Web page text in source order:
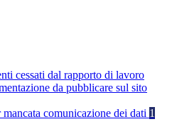
cessati dal rapporto di lavoro
da pubblicare sul sito
mancata comunicazione dei dati 1